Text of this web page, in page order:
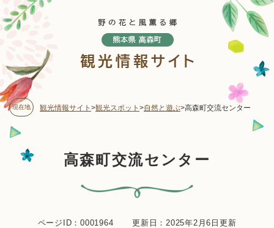
ー
ジ
頭
す
。 現在地 観光情報サイト >観光スポット >自然と遊ぶ>高森町交流センター
高森町交流センター
ページID：0001964 更新日：2025年2月6日更新